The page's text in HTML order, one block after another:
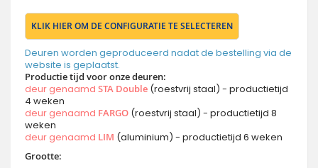
KLIK HIER OM DE CONFIGURATIE TE SELECTEREN
Deuren worden geproduceerd nadat de bestelling via de
website is geplaatst.
Productie tijd voor onze deuren:
deur genaamd STA Double (roestvrij staal) - productietijd
4 weken
deur genaamd FARGO (roestvrij staal) - productietijd 8
weken
deur genaamd LIM (aluminium) - productietijd 6 weken
Grootte: